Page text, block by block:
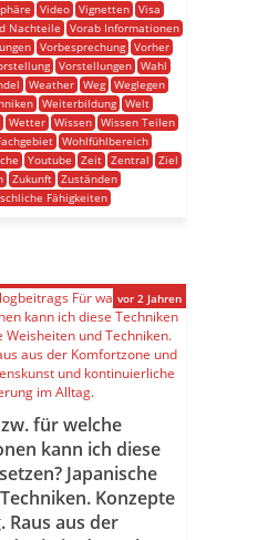
Video Vignetten Visa
Nachteile
Vorab Informationen
Vorbesprechung
Vorher
Vorstellungen Wahl
Weather Weg
Weglegen
Weiterbildung Welt
Wetter Wissen
Wissen Teilen
Wohlfühlbereich
Youtube Zeit Zentral
Ziel
Zukunft
Zuständen
Fähigkeiten
für welche
kann ich diese
Japanische
Konzepte
Raus aus der
vor 2 Jahren